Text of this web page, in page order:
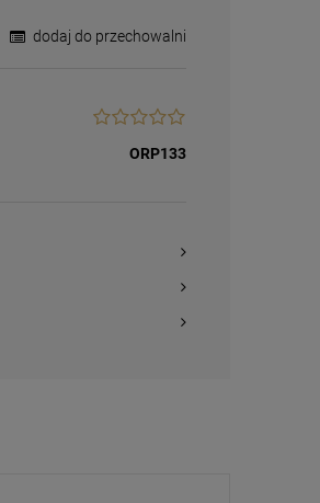
dodaj do przechowalni
ORP133